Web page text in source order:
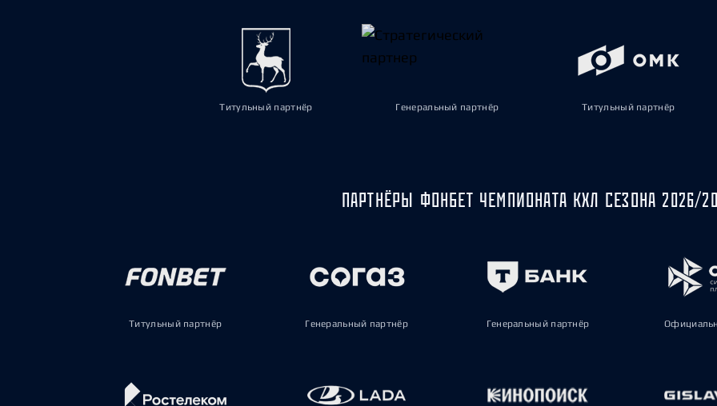
Титульный партнёр Генеральный партнёр Титульный партнёр
ПАРТНЁРЫ ФОНБЕТ ЧЕМПИОНАТА КХЛ СЕЗОНА 2026/
Титульный партнёр Генеральный партнёр Генеральный партнёр